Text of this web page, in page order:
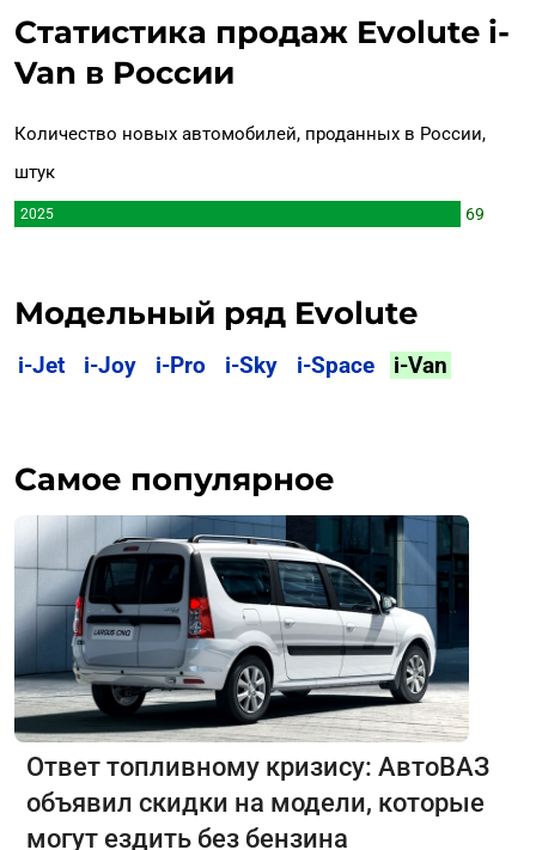
Статистика продаж Evolute i-
Van в России
Количество новых автомобилей, проданных в России,
штук
2025 69
Модельный ряд Evolute
i-Jet i-Joy i-Pro i-Sky i-Space i-Van
Самое популярное
Ответ топливному кризису: АвтоВАЗ
объявил скидки на модели, которые
могут ездить без бензина